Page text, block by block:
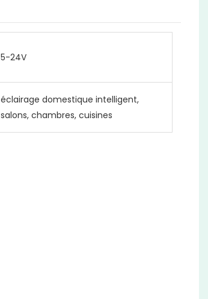
5-24V
éclairage domestique intelligent,
salons, chambres, cuisines